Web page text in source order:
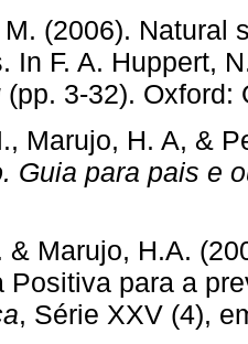
(2006). Natural
In F. A. Huppert,
(pp. 3-32). Oxford:
Marujo, H. A, &
Guia para pais e
& Marujo, H.A.
Positiva para a
, Série XXV (4),